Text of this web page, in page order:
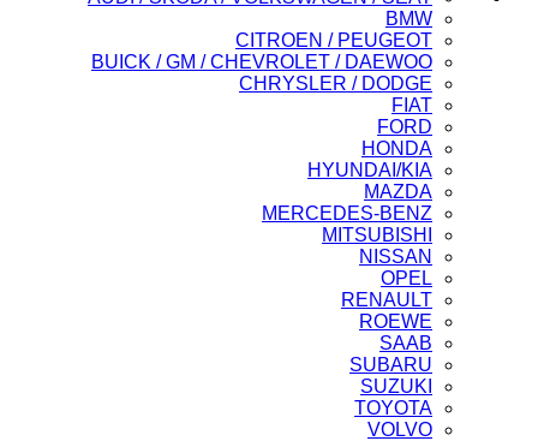
BMW
CITROEN / PEUGEOT
BUICK / GM / CHEVROLET / DAEWOO
CHRYSLER / DODGE
FIAT
FORD
HONDA
HYUNDAI/KIA
MAZDA
MERCEDES-BENZ
MITSUBISHI
NISSAN
OPEL
RENAULT
ROEWE
SAAB
SUBARU
SUZUKI
TOYOTA
VOLVO